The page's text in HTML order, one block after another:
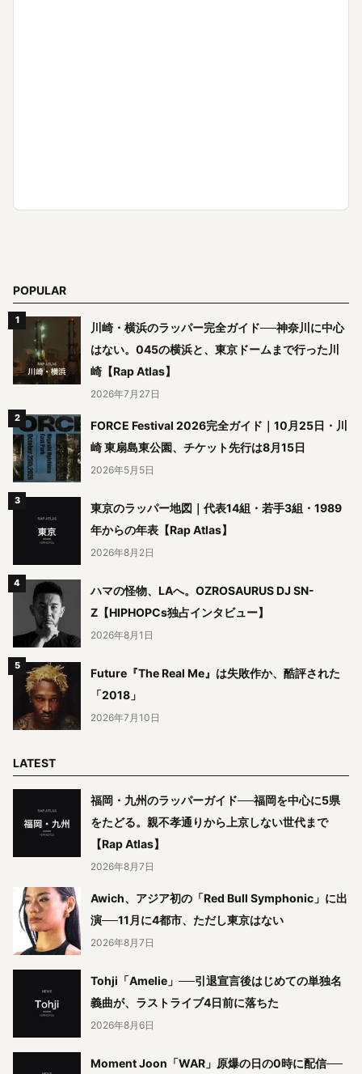
POPULAR
川崎・横浜のラッパー完全ガイド──神奈川に中心
はない。045の横浜と、東京ドームまで行った川
崎【Rap Atlas】
2026年7月27日
FORCE Festival 2026完全ガイド｜10月25日・川
崎 東扇島東公園、チケット先行は8月15日
2026年5月5日
東京のラッパー地図｜代表14組・若手3組・1989
年からの年表【Rap Atlas】
2026年8月2日
ハマの怪物、LAへ。OZROSAURUS DJ SN-
Z【HIPHOPCs独占インタビュー】
2026年8月1日
Future『The Real Me』は失敗作か、酷評された
「2018」
2026年7月10日
LATEST
福岡・九州のラッパーガイド──福岡を中心に5県
をたどる。親不孝通りから上京しない世代まで
【Rap Atlas】
2026年8月7日
Awich、アジア初の「Red Bull Symphonic」に出
演──11月に4都市、ただし東京はない
2026年8月7日
Tohji「Amelie」──引退宣言後はじめての単独名
義曲が、ラストライブ4日前に落ちた
2026年8月6日
Moment Joon「WAR」原爆の日の0時に配信──